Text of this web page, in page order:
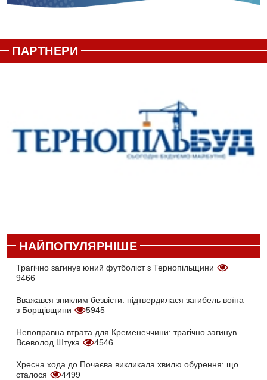
ПАРТНЕРИ
НАЙПОПУЛЯРНІШЕ
Трагічно загинув юний футболіст з Тернопільщини
9466
Вважався зниклим безвісти: підтвердилася загибель воїна
з Борщівщини
5945
Непоправна втрата для Кременеччини: трагічно загинув
Всеволод Штука
4546
Хресна хода до Почаєва викликала хвилю обурення: що
сталося
4499